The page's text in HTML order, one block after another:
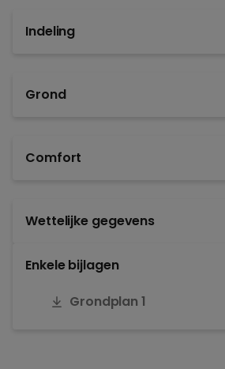
Indeling
Grond
Comfort
Wettelijke gegevens
Enkele bijlagen
Grondplan 1